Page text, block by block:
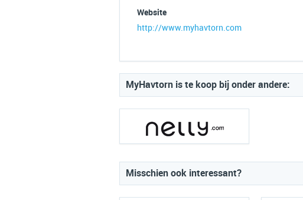
Website
http://www.myhavtorn.com
MyHavtorn is te koop bij onder andere:
Misschien ook interessant?